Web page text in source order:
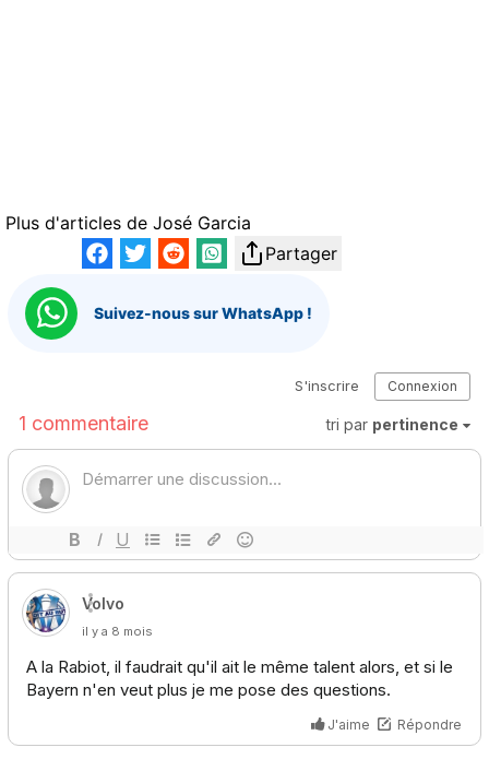
Plus d'articles de José Garcia
Partager
Suivez-nous sur WhatsApp !